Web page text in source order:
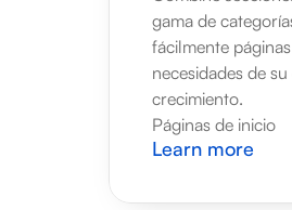
gama de
fácilmente
necesidades de
crecimiento.
Páginas de inicio
Learn more